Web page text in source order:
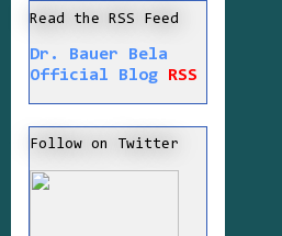
Read the RSS Feed
Dr. Bauer Bela
Official Blog
RSS
Follow on Twitter